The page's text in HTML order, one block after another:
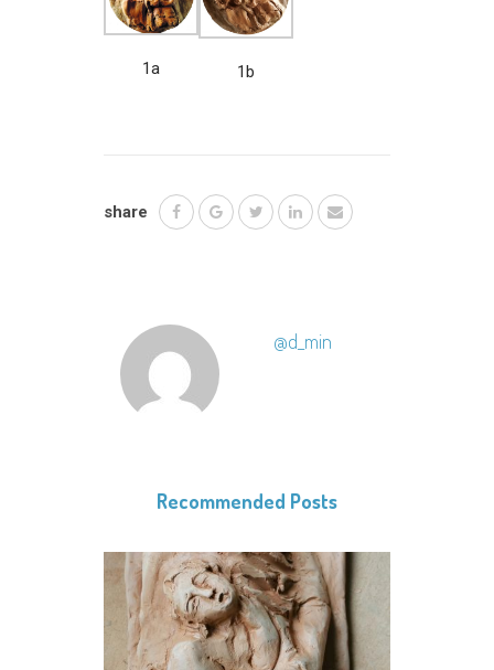
1a 1b
share
@d_min
Recommended Posts